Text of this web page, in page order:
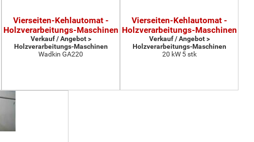
Vierseiten-Kehlautomat -
Holzverarbeitungs-Maschinen
Verkauf / Angebot >
Holzverarbeitungs-Maschinen
Wadkin GA220
Vierseiten-Kehlautomat -
Holzverarbeitungs-Maschinen
Verkauf / Angebot >
Holzverarbeitungs-Maschinen
20 kW 5 stk